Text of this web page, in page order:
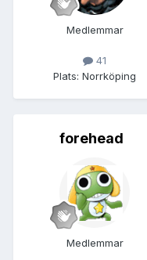
Medlemmar
41
Plats: Norrköping
forehead
Medlemmar